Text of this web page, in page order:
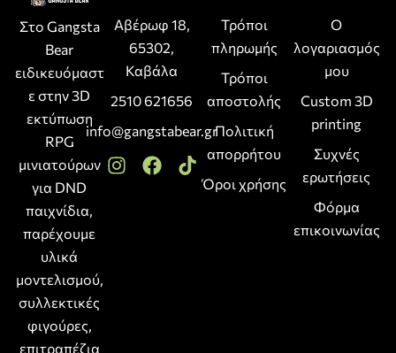
Στο Gangsta
Bear
ειδικευόμαστ
ε στην 3D
εκτύπωση
RPG
μινιατούρων
για DND
παιχνίδια,
παρέχουμε
υλικά
μοντελισμού,
συλλεκτικές
φιγούρες,
επιτραπέζια
Αβέρωφ 18,
65302,
Καβάλα
2510 621656
info@gangstabear.gr
Τρόποι
πληρωμής
Τρόποι
αποστολής
Πολιτική
απορρήτου
Όροι χρήσης
Ο
λογαριασμός
μου
Custom 3D
printing
Συχνές
ερωτήσεις
Φόρμα
επικοινωνίας